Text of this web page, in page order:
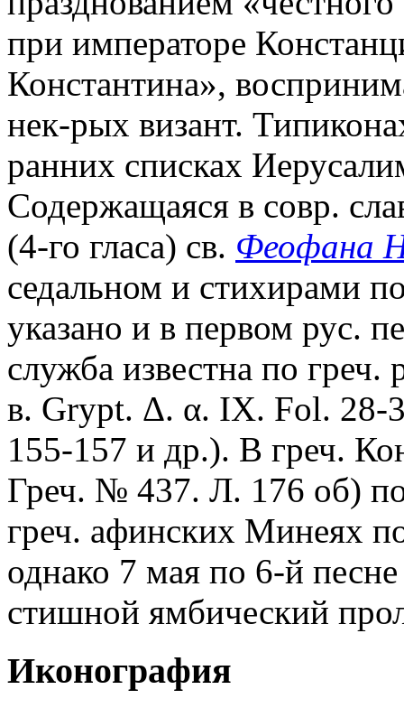
при императоре
Константина»,
нек-рых визант.
ранних списках
Содержащаяся в совр.
(4-го гласа) св. Феофана
седальном и стихирами
указано и в первом рус.
служба известна по
в. Grypt. Δ. α. IX. Fol. 28-
155-157 и др.). В греч.
Греч. № 437. Л. 176 об)
греч. афинских Минеях
однако 7 мая по 6-й
стишной ямбический
Иконография